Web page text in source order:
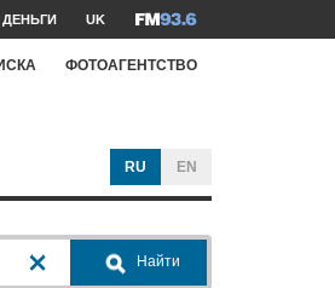
ДЕНЬГИ UK
ФОТОАГЕНТСТВО
RU EN
Найти